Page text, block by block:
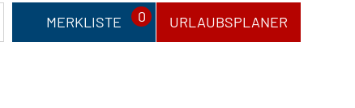
MERKLISTE 0 URLAUBSPLANER